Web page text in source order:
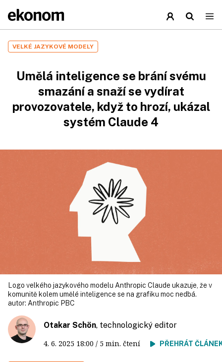
VELKÉ JAZYKOVÉ MODELY
Umělá inteligence se brání svému
smazání a snaží se vydírat
provozovatele, když to hrozí, ukázal
systém Claude 4
Logo velkého jazykového modelu Anthropic Claude ukazuje, že v
komunitě kolem umělé inteligence se na grafiku moc nedbá.
autor: Anthropic PBC
Otakar Schön, technologický editor
4. 6. 2025 18:00 / 5 min. čtení PŘEHRÁT